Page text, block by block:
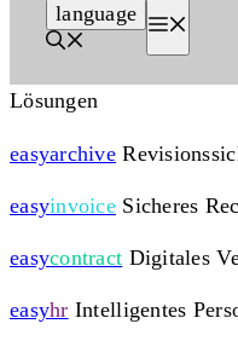
language
Lösungen
easyarchive
easyinvoice Sicheres
easycontract Digitales
easyhr Intelligentes